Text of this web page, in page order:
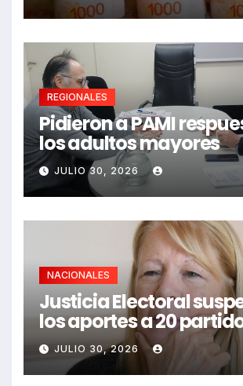
REGIONALES
Pidieron a PAMI
los adultos mayores
JULIO 30, 2026
NACIONALES
Justicia Electoral
los aportes a 20
JULIO 30, 2026